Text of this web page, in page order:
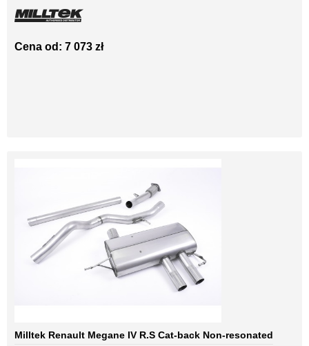
Cena od: 7 073 zł
Milltek Renault Megane IV R.S Cat-back Non-resonated